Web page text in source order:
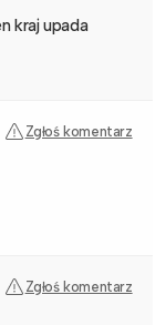
kraj upada
Zgłoś komentarz
Zgłoś komentarz